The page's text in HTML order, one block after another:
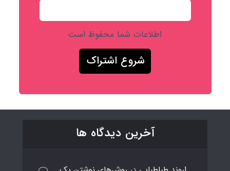
اطلاعات شما محفوظ است
آخرین دیدگاه ها